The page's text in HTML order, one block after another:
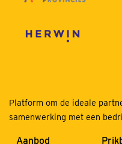
Platform om de ideale
samenwerking met een
Aanbod